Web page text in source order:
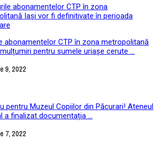
abonamentelor CTP în zona metropolitană
pentru sumele uriașe cerute ...
9, 2022
pentru Muzeul Copiilor din Păcurari! Ateneul
a finalizat documentația ...
7, 2022